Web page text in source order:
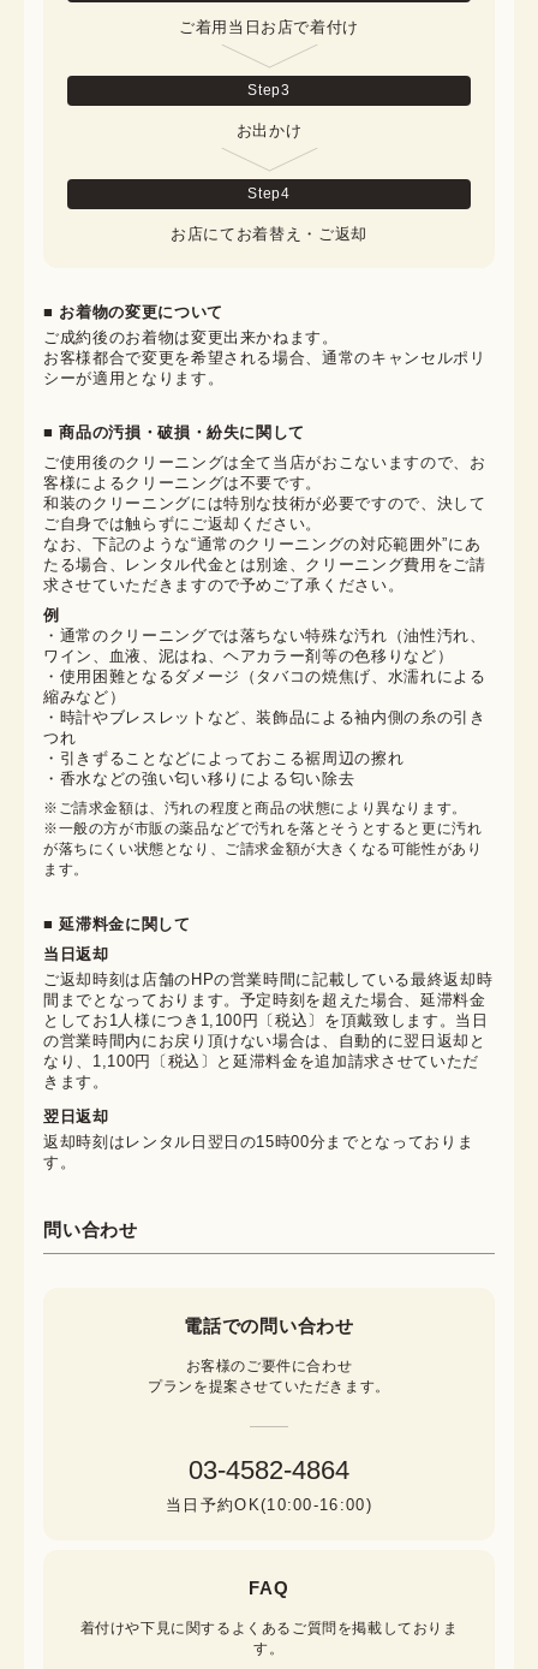
ご着用当日お店で着付け
Step3
お出かけ
Step4
お店にてお着替え・ご返却
■ お着物の変更について
ご成約後のお着物は変更出来かねます。
お客様都合で変更を希望される場合、通常のキャンセルポリ
シーが適用となります。
■ 商品の汚損・破損・紛失に関して
ご使用後のクリーニングは全て当店がおこないますので、お
客様によるクリーニングは不要です。
和装のクリーニングには特別な技術が必要ですので、決して
ご自身では触らずにご返却ください。
なお、下記のような“通常のクリーニングの対応範囲外”にあ
たる場合、レンタル代金とは別途、クリーニング費用をご請
求させていただきますので予めご了承ください。
例
・通常のクリーニングでは落ちない特殊な汚れ（油性汚れ、
ワイン、血液、泥はね、ヘアカラー剤等の色移りなど）
・使用困難となるダメージ（タバコの焼焦げ、水濡れによる
縮みなど）
・時計やブレスレットなど、装飾品による袖内側の糸の引き
つれ
・引きずることなどによっておこる裾周辺の擦れ
・香水などの強い匂い移りによる匂い除去
※ご請求金額は、汚れの程度と商品の状態により異なります。
※一般の方が市販の薬品などで汚れを落とそうとすると更に汚れ
が落ちにくい状態となり、ご請求金額が大きくなる可能性があり
ます。
■ 延滞料金に関して
当日返却
ご返却時刻は店舗のHPの営業時間に記載している最終返却時
間までとなっております。予定時刻を超えた場合、延滞料金
としてお1人様につき1,100円〔税込〕を頂戴致します。当日
の営業時間内にお戻り頂けない場合は、自動的に翌日返却と
なり、1,100円〔税込〕と延滞料金を追加請求させていただ
きます。
翌日返却
返却時刻はレンタル日翌日の15時00分までとなっておりま
す。
問い合わせ
電話での問い合わせ
お客様のご要件に合わせ
プランを提案させていただきます。
03-4582-4864
当日予約OK(10:00-16:00)
FAQ
着付けや下見に関するよくあるご質問を掲載しておりま
す。